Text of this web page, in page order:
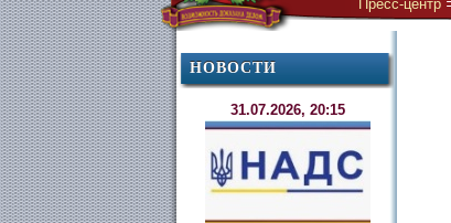
Пресс-центр
НОВОСТИ
31.07.2026, 20:15